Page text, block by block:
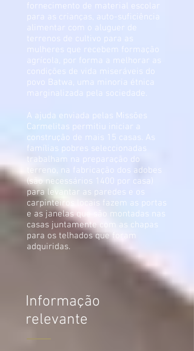
fornecimento de material escolar
para as crianças, auto-suficiência
alimentar com o aluguer de
terrenos de cultivo para as
mulheres que recebem formação
agrícola, por forma a melhorar as
condições de vida miseráveis do
povo Batwa, uma minoria étnica
marginalizada pela sociedade.
A ajuda enviada pelas Missões
Carmelitas permitiu iniciar a
construção de mais 15 casas. As
famílias pobres seleccionadas
trabalham na preparação do
terreno, na fabricação dos adobes
(são necessários 1400 por casa)
para levantar as paredes e os
carpinteiros locais fazem as portas
e as janelas que são montadas nas
casas juntamente com as chapas
para os telhados que foram
adquiridas.
Informação
relevante